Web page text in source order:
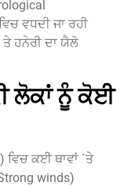
ਵਧਦੀ ਜਾ ਰਹੀ
ਹਨੇਰੀ ਦਾ ਯੈਲੋ
ਲੋਕਾਂ ਨੂੰ ਕੋਈ
ਵਿਚ ਕਈ ਥਾਵਾਂ `ਤੇ
winds)